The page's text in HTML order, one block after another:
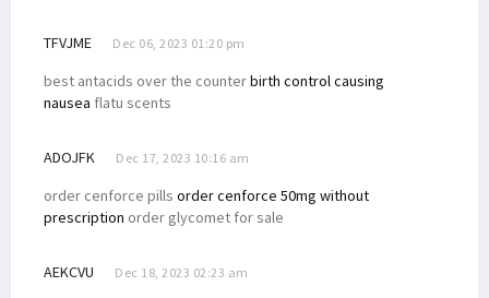
TFVJME Dec 06, 2023 01:20 pm
best antacids over the counterbirth control causing
nausea flatu scents
ADOJFK Dec 17, 2023 10:16 am
order cenforce pills order cenforce 50mg without
prescription order glycomet for sale
AEKCVU Dec 18, 2023 02:23 am